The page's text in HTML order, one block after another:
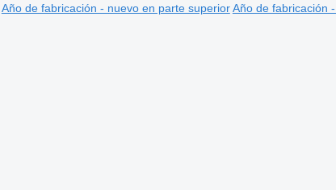
Año de fabricación - nuevo en parte superior Año de fabricación